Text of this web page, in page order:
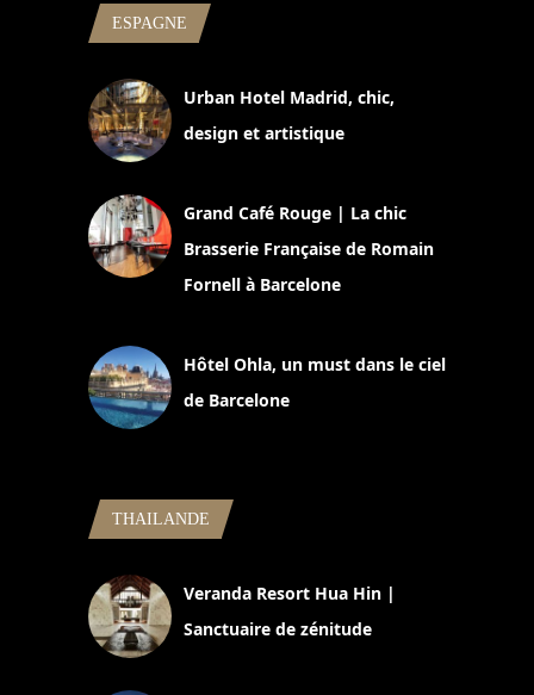
ESPAGNE
Urban Hotel Madrid, chic,
design et artistique
Grand Café Rouge | La chic
Brasserie Française de Romain
Fornell à Barcelone
Hôtel Ohla, un must dans le ciel
de Barcelone
THAILANDE
Veranda Resort Hua Hin |
Sanctuaire de zénitude